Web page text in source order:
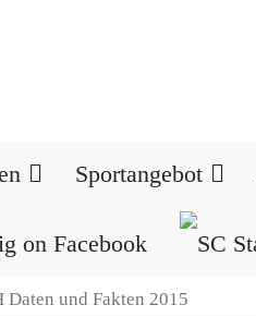
Sportangebot
Daten und Fakten 2015